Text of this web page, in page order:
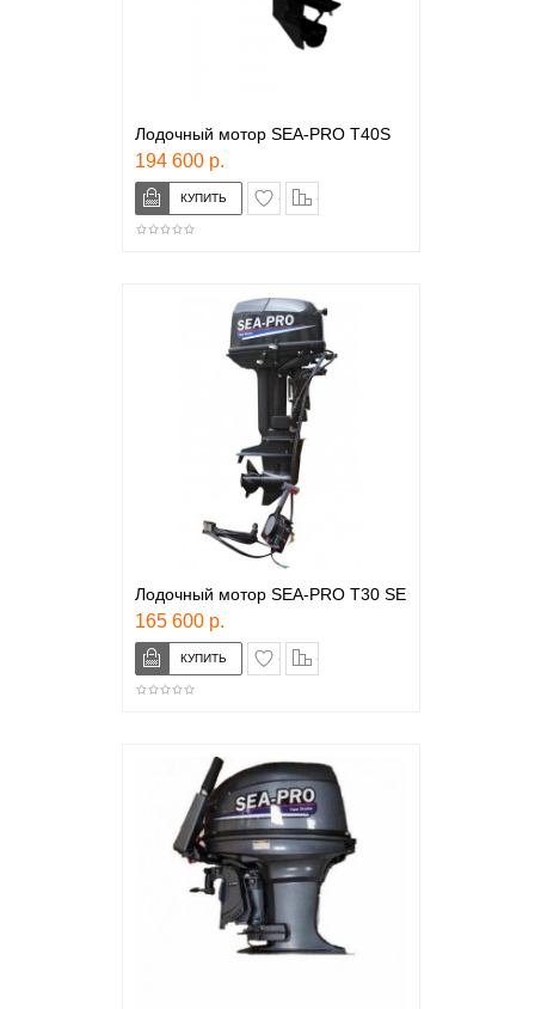
Лодочный мотор SEA-PRO T40S
194 600 р.
в закладки
Лодочный мотор SEA-PRO T30 SE
165 600 р.
в закладки